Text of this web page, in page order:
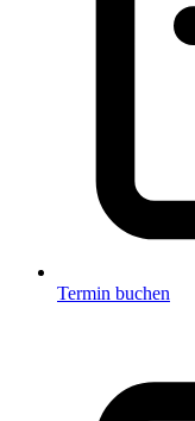
Termin buchen